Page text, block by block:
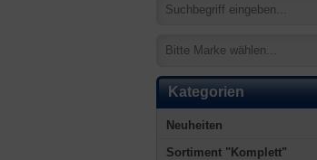
Bitte Marke wählen...
Kategorien
Neuheiten
Sortiment "Komplett"